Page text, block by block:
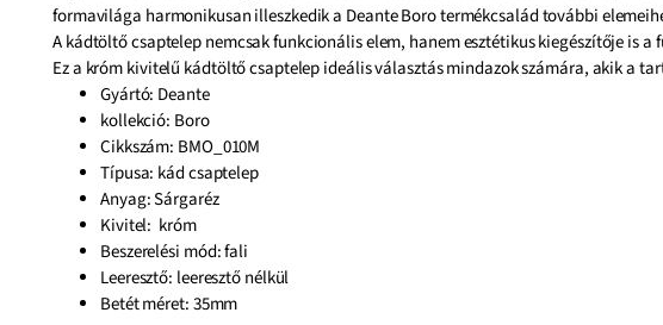
formavilága harmonikusan illeszkedik a Deante Boro termékcsalád további
A kádtöltő csaptelep nemcsak funkcionális elem, hanem esztétikus kiegészítője is a
Ez a króm kivitelű kádtöltő csaptelep ideális választás mindazok számára, akik a
Gyártó: Deante
kollekció: Boro
Cikkszám: BMO_010M
Típusa: kád csaptelep
Anyag: Sárgaréz
Kivitel: króm
Beszerelési mód: fali
Leeresztő: leeresztő nélkül
Betét méret: 35mm